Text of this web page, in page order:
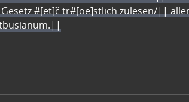
#[et]c̃ tr#[oe]stlich zulesen/||